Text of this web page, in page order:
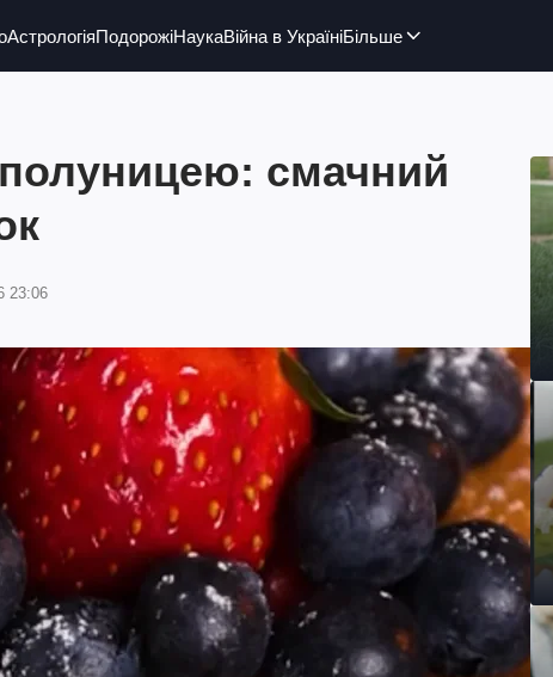
АстрологіяПодорожіНаукаВійна в УкраїніБільше
полуницею: смачний
23:06